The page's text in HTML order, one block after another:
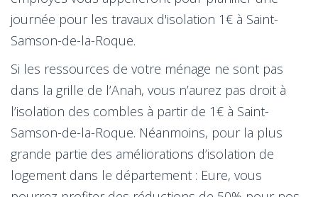
journée pour les travaux d'isolation 1€ à Saint-
Samson-de-la-Roque.
Si les ressources de votre ménage ne sont pas
dans la grille de l’Anah, vous n’aurez pas droit à
l’isolation des combles à partir de 1€ à Saint-
Samson-de-la-Roque. Néanmoins, pour la plus
grande partie des améliorations d’isolation de
logement dans le département : Eure, vous